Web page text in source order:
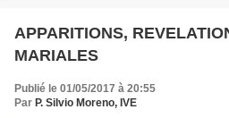
APPARITIONS,
MARIALES
Publié le 01/05/2017 à 20:55
Par P. Silvio Moreno, IVE